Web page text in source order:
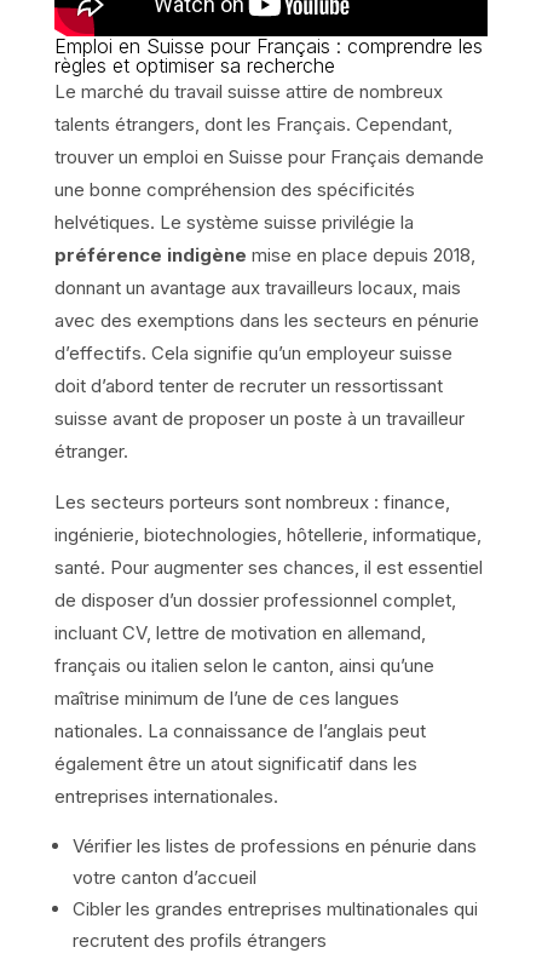
Emploi en Suisse pour Français : comprendre les
règles et optimiser sa recherche
Le marché du travail suisse attire de nombreux
talents étrangers, dont les Français. Cependant,
trouver un emploi en Suisse pour Français demande
une bonne compréhension des spécificités
helvétiques. Le système suisse privilégie la
préférence indigène mise en place depuis 2018,
donnant un avantage aux travailleurs locaux, mais
avec des exemptions dans les secteurs en pénurie
d’effectifs. Cela signifie qu’un employeur suisse
doit d’abord tenter de recruter un ressortissant
suisse avant de proposer un poste à un travailleur
étranger.
Les secteurs porteurs sont nombreux : finance,
ingénierie, biotechnologies, hôtellerie, informatique,
santé. Pour augmenter ses chances, il est essentiel
de disposer d’un dossier professionnel complet,
incluant CV, lettre de motivation en allemand,
français ou italien selon le canton, ainsi qu’une
maîtrise minimum de l’une de ces langues
nationales. La connaissance de l’anglais peut
également être un atout significatif dans les
entreprises internationales.
Vérifier les listes de professions en pénurie dans
votre canton d’accueil
Cibler les grandes entreprises multinationales qui
recrutent des profils étrangers